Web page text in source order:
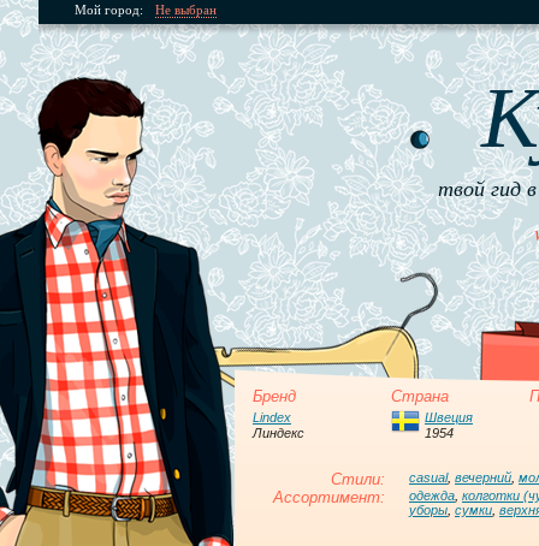
Мой город: Не выбран
твой гид
Бренд Страна
Lindex
Линдекс
Швеция
1954
Стили: casual, вечерний
Ассортимент: одежда колготки
уборы сумки